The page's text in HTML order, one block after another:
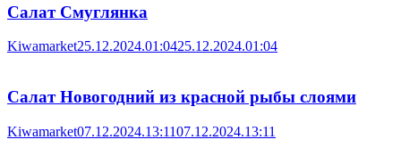
Салат Смуглянка
Kiwamarket25.12.2024.01:0425.12.2024.01:04
Салат Новогодний из красной рыбы слоями
Kiwamarket07.12.2024.13:1107.12.2024.13:11